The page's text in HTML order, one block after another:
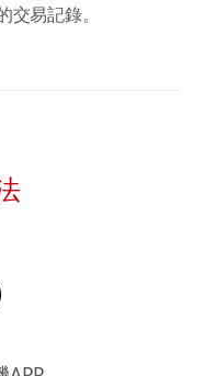
交易記錄。